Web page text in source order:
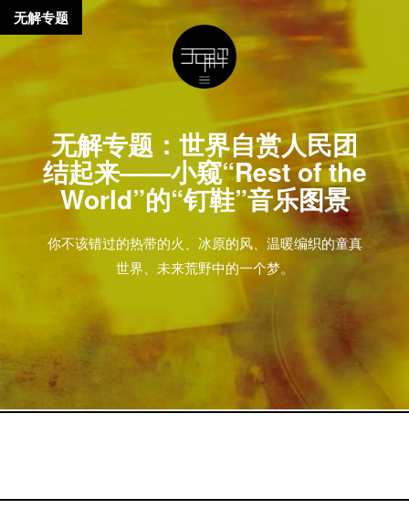
无解专题：世界自赏人民团
结起来——小窥“Rest of the
World”的“钉鞋”音乐图景
你不该错过的热带的火、冰原的风、温暖编织的童真
世界、未来荒野中的一个梦。
无解专题